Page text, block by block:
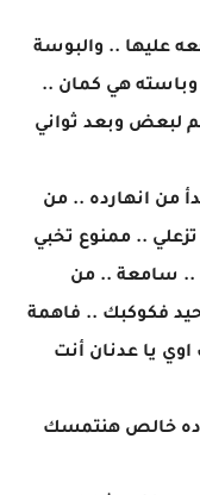
عليها .. والبوسة
وباسته هي كمان ..
لبعض وبعد ثواني
من انهارده .. من
.. ممنوع تخبي
.. سامعة .. من
فكوكبك .. فاهمة
يا عدنان أنت
ده خالص هنتمسك